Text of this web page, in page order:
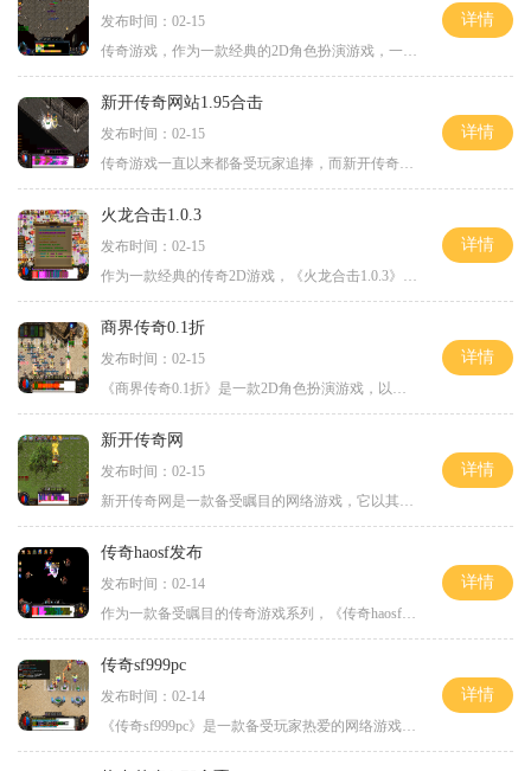
发布时间：02-15
详情
新开传奇网站1.95合击
发布时间：02-15
详情
火龙合击1.0.3
发布时间：02-15
详情
商界传奇0.1折
发布时间：02-15
详情
新开传奇网
发布时间：02-15
详情
传奇haosf发布
发布时间：02-14
详情
传奇sf999pc
发布时间：02-14
详情